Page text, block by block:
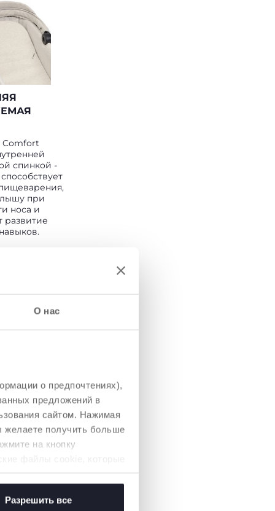
О нас
о предпочтениях),
предложений в
сайтом. Нажимая
желаете получить больше
на кнопку
Разрешить все
Comfort
спинкой -
при
носа и
развитие
можно
также в
коляске.